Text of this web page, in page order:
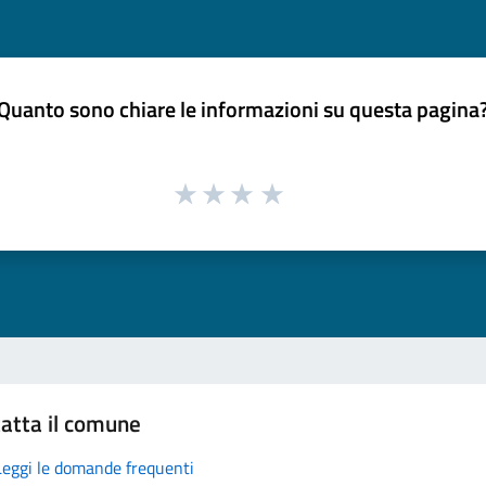
sono chiare le informazioni su questa
il comune
le domande frequenti